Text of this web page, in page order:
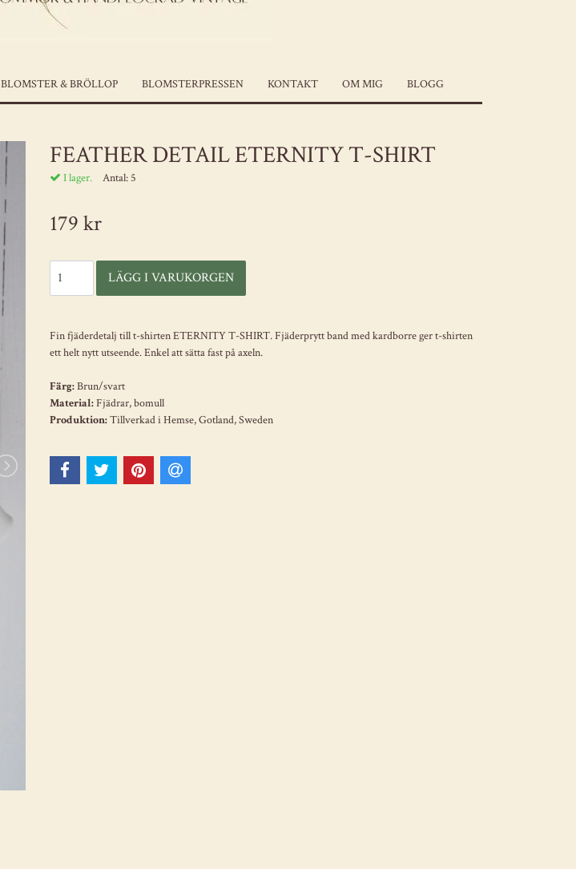
BLOMSTER & BRÖLLOP BLOMSTERPRESSEN KONTAKT OM MIG BLOGG
FEATHER DETAIL ETERNITY T-SHIRT
I lager. Antal: 5
179 kr
Fin fjäderdetalj till t-shirten ETERNITY T-SHIRT. Fjäderprytt band med kardborre ger t-shirten
ett helt nytt utseende. Enkel att sätta fast på axeln.
Färg:Brun/svart
Material:Fjädrar, bomull
Produktion:Tillverkad i Hemse, Gotland, Sweden